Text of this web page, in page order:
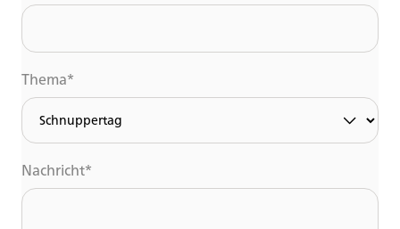
Thema*
Nachricht*